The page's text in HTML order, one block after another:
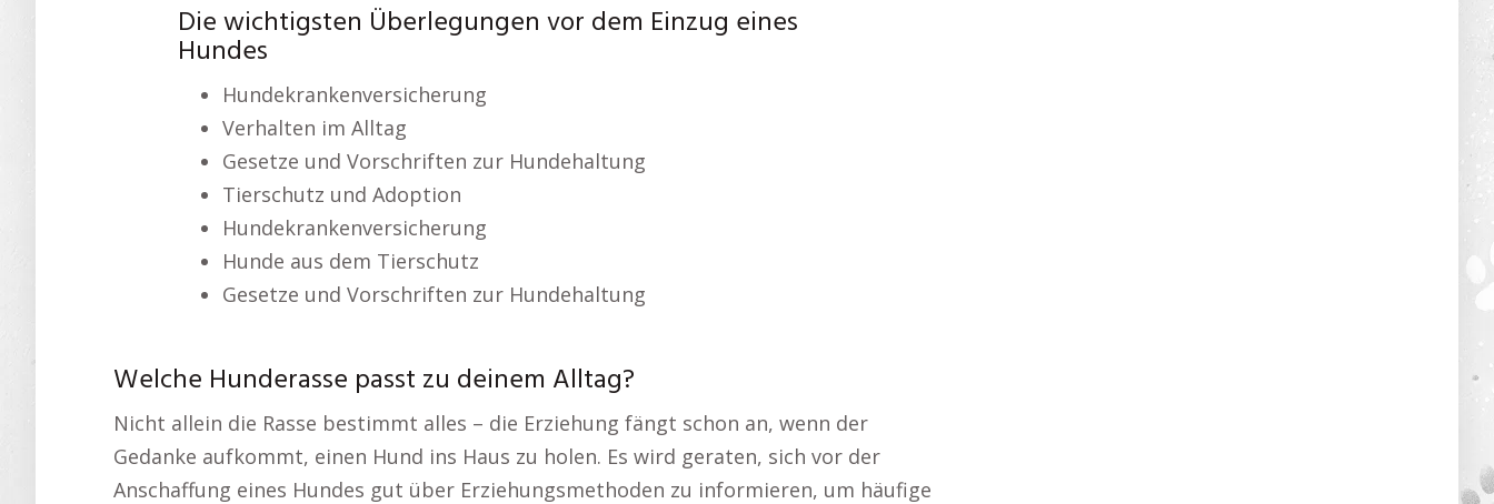
Die wichtigsten Überlegungen vor dem Einzug eines
Hundes
Hundekrankenversicherung
Verhalten im Alltag
Gesetze und Vorschriften zur Hundehaltung
Tierschutz und Adoption
Hundekrankenversicherung
Hunde aus dem Tierschutz
Gesetze und Vorschriften zur Hundehaltung
Welche Hunderasse passt zu deinem Alltag?
Nicht allein die Rasse bestimmt alles – die Erziehung fängt schon an, wenn der
Gedanke aufkommt, einen Hund ins Haus zu holen. Es wird geraten, sich vor der
Anschaffung eines Hundes gut über Erziehungsmethoden zu informieren, um häufige